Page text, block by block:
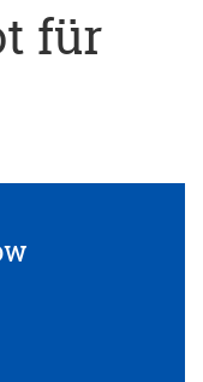
für